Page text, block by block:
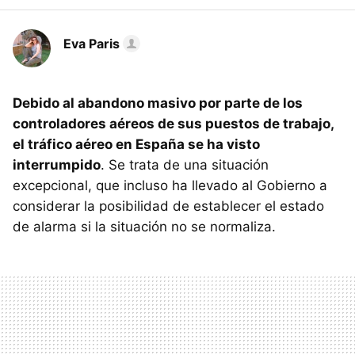
Eva Paris
Debido al abandono masivo por parte de los
controladores aéreos de sus puestos de trabajo,
el tráfico aéreo en España se ha visto
interrumpido. Se trata de una situación
excepcional, que incluso ha llevado al Gobierno a
considerar la posibilidad de establecer el estado
de alarma si la situación no se normaliza.